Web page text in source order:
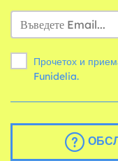
Прочетох и
Funidelia.